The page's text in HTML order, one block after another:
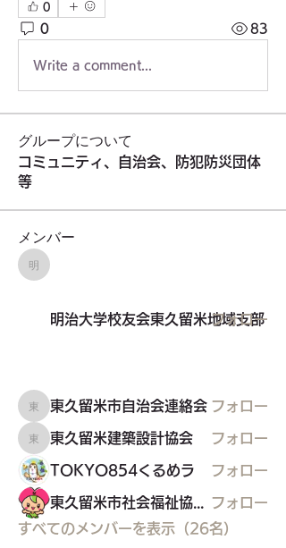
0
0 83
Write a comment...
グループについて
コミュニティ、自治会、防犯防災団体
等
メンバー
明治大学校友会東久留米地域支部
明治大学校友会東久留米地域支部
フォロー
東久留米市自治会連絡会
東久留米市自治会連絡会 フォロー
東久留米建築設計協会
東久留米建築設計協会 フォロー
TOKYO854くるめラ フォロー
フォロー
すべてのメンバーを表示（26名）